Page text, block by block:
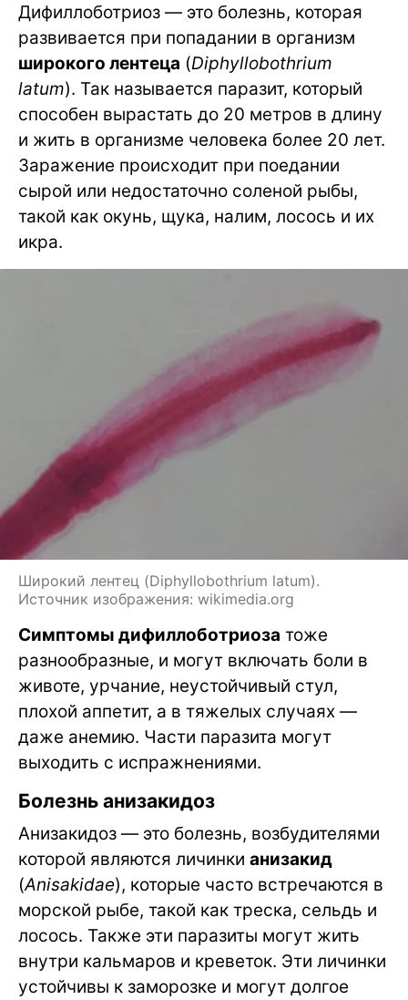
Дифиллоботриоз — это болезнь, которая
развивается при попадании в организм
широкого лентеца (Diphyllobothrium
latum). Так называется паразит, который
способен вырастать до 20 метров в длину
и жить в организме человека более 20 лет.
Заражение происходит при поедании
сырой или недостаточно соленой рыбы,
такой как окунь, щука, налим, лосось и их
икра.
Широкий лентец (Diphyllobothrium latum).
Источник изображения: wikimedia.org
Симптомы дифиллоботриоза тоже
разнообразные, и могут включать боли в
животе, урчание, неустойчивый стул,
плохой аппетит, а в тяжелых случаях —
даже анемию. Части паразита могут
выходить с испражнениями.
Болезнь анизакидоз
Анизакидоз — это болезнь, возбудителями
которой являются личинки анизакид
(Anisakidae), которые часто встречаются в
морской рыбе, такой как треска, сельдь и
лосось. Также эти паразиты могут жить
внутри кальмаров и креветок. Эти личинки
устойчивы к заморозке и могут долгое